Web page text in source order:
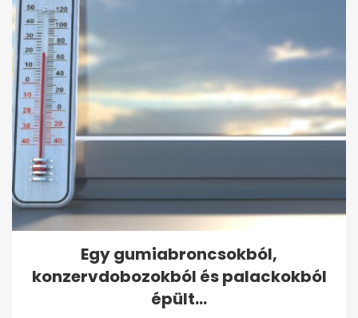
Egy gumiabroncsokból,
konzervdobozokból és palackokból
épült...